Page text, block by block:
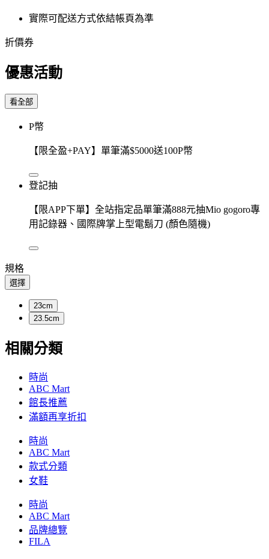
實際可配送方式依結帳頁為準
折價券
優惠活動
看全部
P幣
【限全盈+PAY】單筆滿$5000送100P幣
登記抽
【限APP下單】全站指定品單筆滿888元抽Mio gogoro專
用記錄器、國際牌掌上型電鬍刀 (顏色隨機)
規格
選擇
23cm
23.5cm
相關分類
時尚
ABC Mart
館長推薦
滿額再享折扣
時尚
ABC Mart
款式分類
女鞋
時尚
ABC Mart
品牌總覽
FILA